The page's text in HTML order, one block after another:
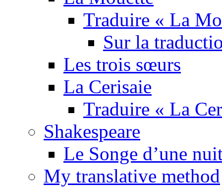
Traduire « La
Sur la
Les trois sœurs
La Cerisaie
Traduire « La
Shakespeare
Le Songe d’une
My translative method